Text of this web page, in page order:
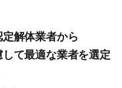
解体業者から
て最適な業者を選定